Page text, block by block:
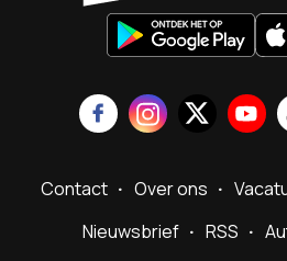
Contact Over ons
Nieuwsbrief
RSS